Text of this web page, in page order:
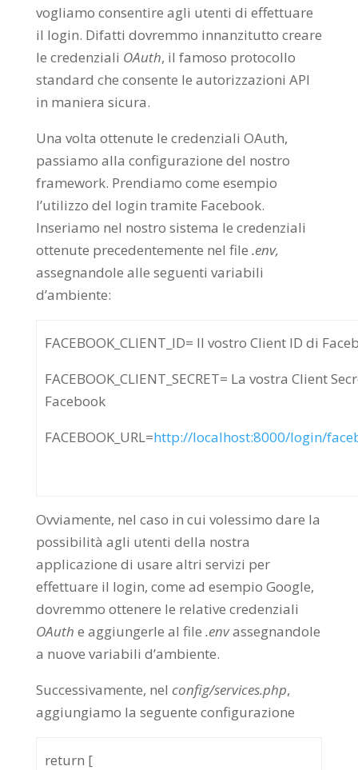
vogliamo consentire agli utenti di effettuare
il login. Difatti dovremmo innanzitutto creare
le credenziali OAuth, il famoso protocollo
standard che consente le autorizzazioni API
in maniera sicura.
Una volta ottenute le credenziali OAuth,
passiamo alla configurazione del nostro
framework. Prendiamo come esempio
l’utilizzo del login tramite Facebook.
Inseriamo nel nostro sistema le credenziali
ottenute precedentemente nel file .env,
assegnandole alle seguenti variabili
d’ambiente:
FACEBOOK_CLIENT_ID= Il vostro Client ID di
FACEBOOK_CLIENT_SECRET= La vostra Client
Facebook
FACEBOOK_URL=http://localhost:8000/login/
Ovviamente, nel caso in cui volessimo dare la
possibilità agli utenti della nostra
applicazione di usare altri servizi per
effettuare il login, come ad esempio Google,
dovremmo ottenere le relative credenziali
OAuth e aggiungerle al file .envassegnandole
a nuove variabili d’ambiente.
Successivamente, nel config/services.php,
aggiungiamo la seguente configurazione
return [